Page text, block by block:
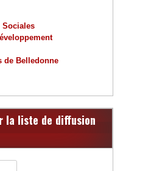
Sociales
de Belledonne
la liste de diffusion